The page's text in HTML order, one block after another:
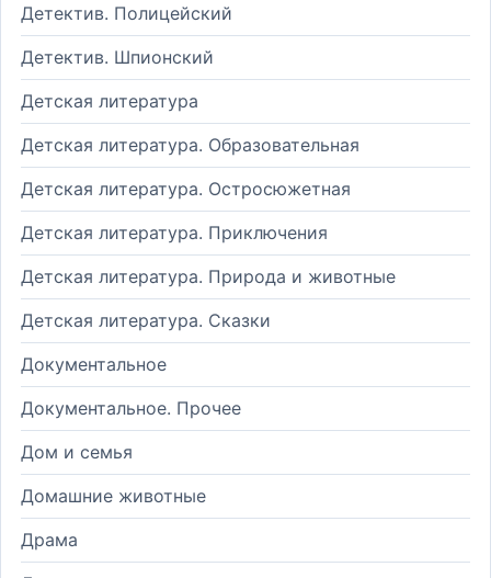
Детектив. Полицейский
Детектив. Шпионский
Детская литература
Детская литература. Образовательная
Детская литература. Остросюжетная
Детская литература. Приключения
Детская литература. Природа и животные
Детская литература. Сказки
Документальное
Документальное. Прочее
Дом и семья
Домашние животные
Драма